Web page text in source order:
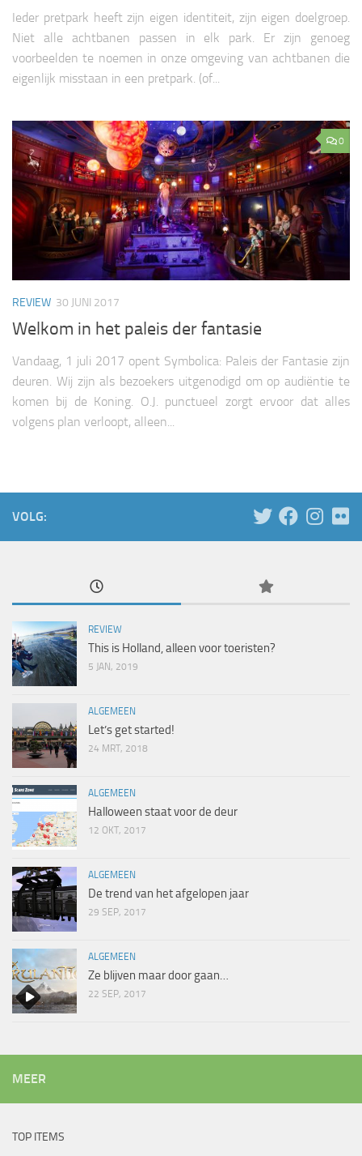
Ieder pretpark heeft zijn eigen identiteit, zijn eigen doelgroep.
Niet alle achtbanen passen in elk park. Er zijn genoeg
voorbeelden te noemen in onze omgeving van achtbanen die
eigenlijk misstaan in een pretpark. (of...
0
REVIEW 30 JUNI 2017
Welkom in het paleis der fantasie
Vandaag, 1 juli 2017 opent Symbolica: Paleis der Fantasie zijn
deuren. Wij zijn als bezoekers uitgenodigd om op audiëntie te
komen bij de Koning. O.J. punctueel zorgt ervoor dat alles
volgens plan verloopt, alleen...
VOLG:
REVIEW
This is Holland, alleen voor toeristen?
5 JAN, 2019
ALGEMEEN
Let’s get started!
24 MRT, 2018
ALGEMEEN
Halloween staat voor de deur
12 OKT, 2017
ALGEMEEN
De trend van het afgelopen jaar
29 SEP, 2017
ALGEMEEN
Ze blijven maar door gaan…
22 SEP, 2017
MEER
TOP ITEMS